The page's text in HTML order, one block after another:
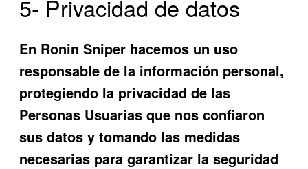
5- Privacidad de datos
En Ronin Sniper hacemos un uso
responsable de la información personal,
protegiendo la privacidad de las
Personas Usuarias que nos confiaron
sus datos y tomando las medidas
necesarias para garantizar la seguridad